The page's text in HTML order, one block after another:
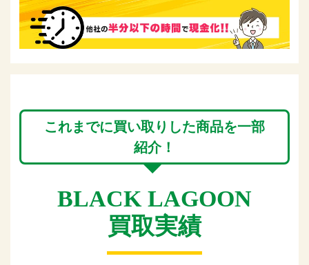
これまでに買い取りした商品を一部
紹介！
BLACK LAGOON
買取実績